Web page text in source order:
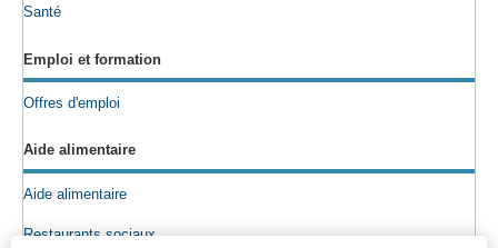
Santé
Emploi et formation
Offres d'emploi
Aide alimentaire
Aide alimentaire
Restaurants sociaux